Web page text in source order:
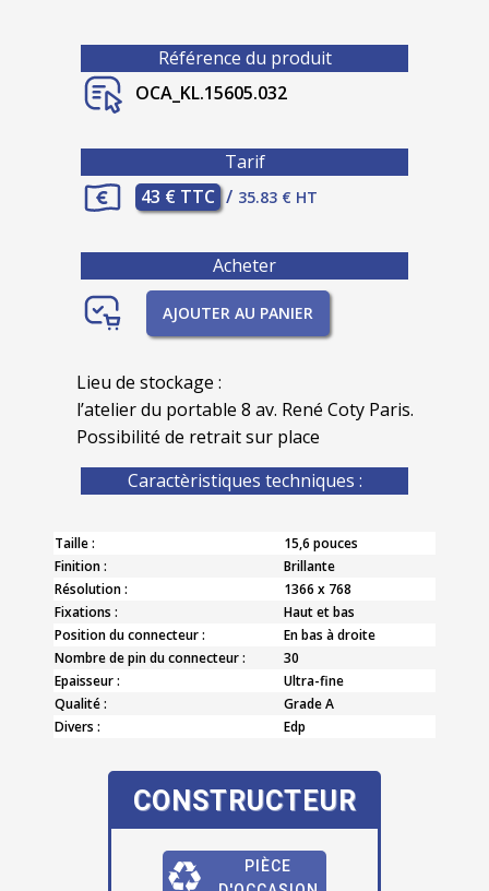
Référence du produit
OCA_KL.15605.032
Tarif
43 € TTC / 35.83 € HT
Acheter
AJOUTER AU PANIER
Lieu de stockage :
l’atelier du portable 8 av. René Coty Paris.
Possibilité de retrait sur place
Caractèristiques techniques :
Taille :
15,6 pouces
Finition :
Brillante
Résolution :
1366 x 768
Fixations :
Haut et bas
Position du connecteur :
En bas à droite
Nombre de pin du connecteur :
30
Epaisseur :
Ultra-fine
Qualité :
Grade A
Divers :
Edp
CONSTRUCTEUR
PIÈCE